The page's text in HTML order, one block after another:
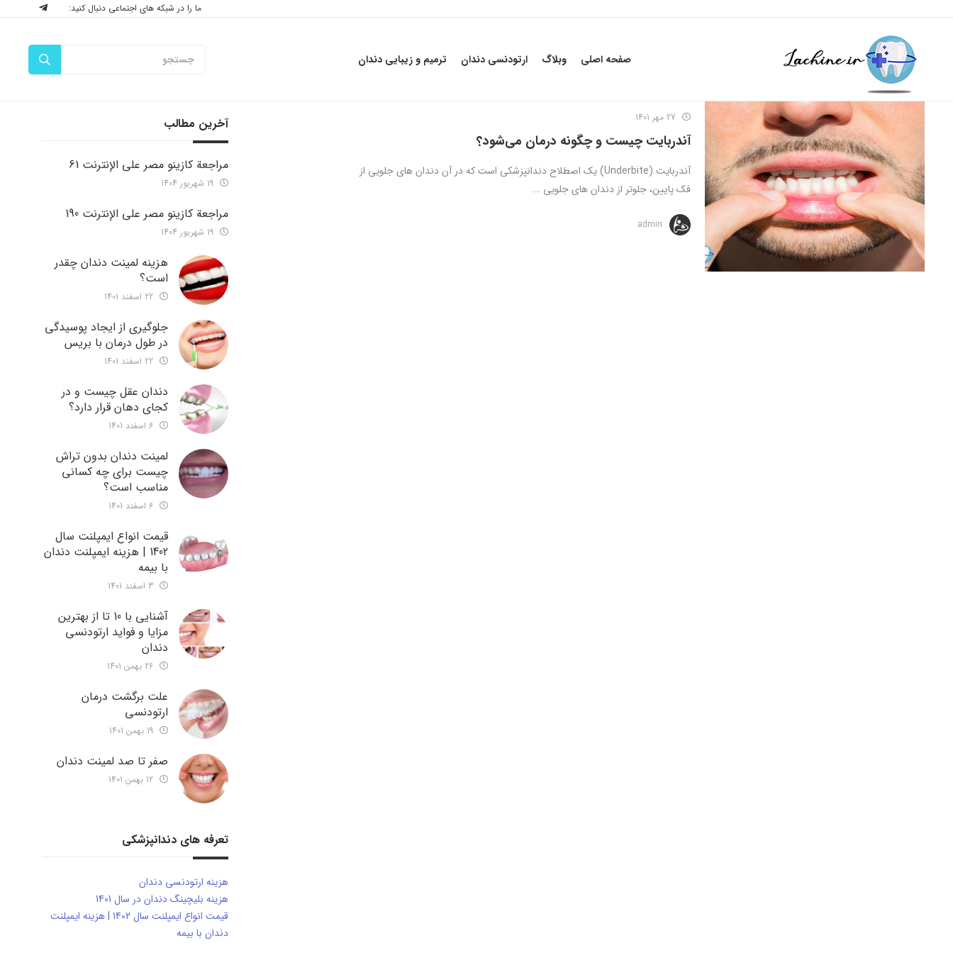
ما را در شبکه های اجتماعی دنبال کنید:
صفحه اصلی وبلاگ ارتودنسی دندان ترمیم و زیبایی دندان
آندربایت چیست و چگونه درمان می‌شود؟
آندربایت (Underbite) یک اصطلاح دندانپزشکی است که در آن دندان های جلویی از
فک پایین، جلوتر از دندان های جلویی ...
admin
آخرین مطالب
مراجعة كازينو مصر على الإنترنت 61
مراجعة كازينو مصر على الإنترنت 190
هزینه لمینت دندان چقدر
است؟
جلوگیری از ایجاد پوسیدگی
در طول درمان با بریس
دندان عقل چیست و در
کجای دهان قرار دارد؟
لمینت دندان بدون تراش
چیست برای چه کسانی
مناسب است؟
قیمت انواع ایمپلنت سال
1402 | هزینه ایمپلنت دندان
با بیمه
آشنایی با 10 تا از بهترین
مزایا و فواید ارتودنسی
دندان
علت برگشت درمان
ارتودنسی
صفر تا صد لمینت دندان
تعرفه های دندانپزشکی
هزینه ارتودنسی دندان
هزینه بلیچینگ دندان در سال 1401
قیمت انواع ایمپلنت سال 1402 | هزینه ایمپلنت
دندان با بیمه